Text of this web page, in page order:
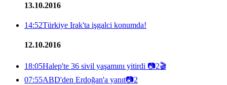
13.10.2016
14:52Türkiye Irak'ta işgalci konumda!
12.10.2016
18:05Halep'te 36 sivil yaşamını yitirdi 📷2🎬
07:55ABD'den Erdoğan'a yanıt📷2